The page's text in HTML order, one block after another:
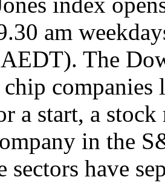
am
The
a start, a
in the
sectors have